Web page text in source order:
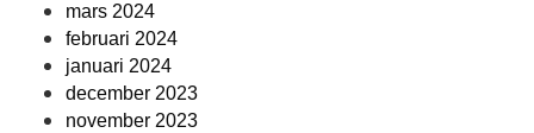
mars 2024
februari 2024
januari 2024
december 2023
november 2023